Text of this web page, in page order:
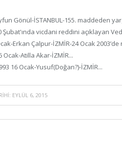
Gönül-İSTANBUL-155. maddeden
Şubat'ında vicdani reddini açıklayan
Erkan Çalpur-İZMİR-24 Ocak
Ocak-Atilla Akar-İZMİR...
16 Ocak-Yusuf(Doğan?)-İZMİR...
EYLÜL 6, 2015